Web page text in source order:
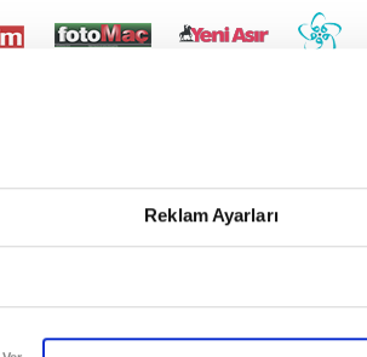
Reklam Ayarları